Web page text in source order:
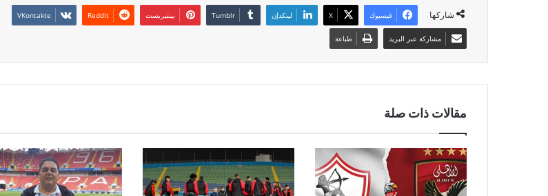
شاركها فيسبوك ‫X لينكدإن بينتيريست
مشاركة عبر البريد طباعة
مقالات ذات صلة